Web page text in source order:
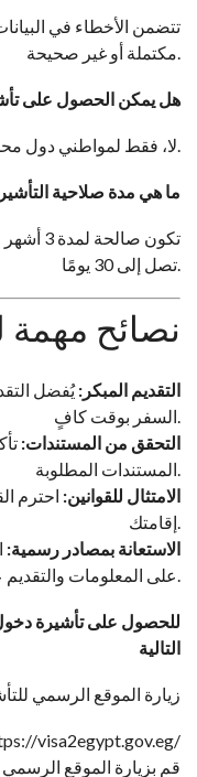
تتضمن الأخطاء في
4. هل يمكن الحصول على
5. ما هي مدة صلاحية
تكون
نصائح مهمة
التقديم المبكر:يُفضل
التحقق من المستندات:
الامتثال للقوانين: احترم
الاستعانة بمصادر رسمية:
التالية
زيارة الموقع الرسمي
visa2egypt.gov.eg/